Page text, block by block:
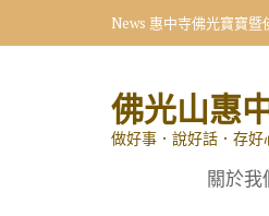
News 惠中寺佛光寶寶
佛光山惠
做好事．說好話．存好
關於我